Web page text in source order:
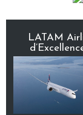
LATAM